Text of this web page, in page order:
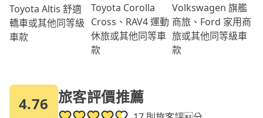
Toyota Altis 舒適
轎車或其他同等級
車款
Toyota Corolla
Cross、RAV4 運動
休旅或其他同等車
款
Volkswagen 旗艦
商旅、Ford 家用商
旅或其他同等級車
款
4.76 旅客評價推薦